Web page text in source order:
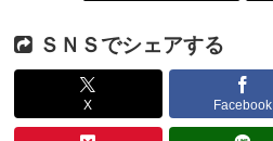
ＳＮＳでシェアする
X Facebook